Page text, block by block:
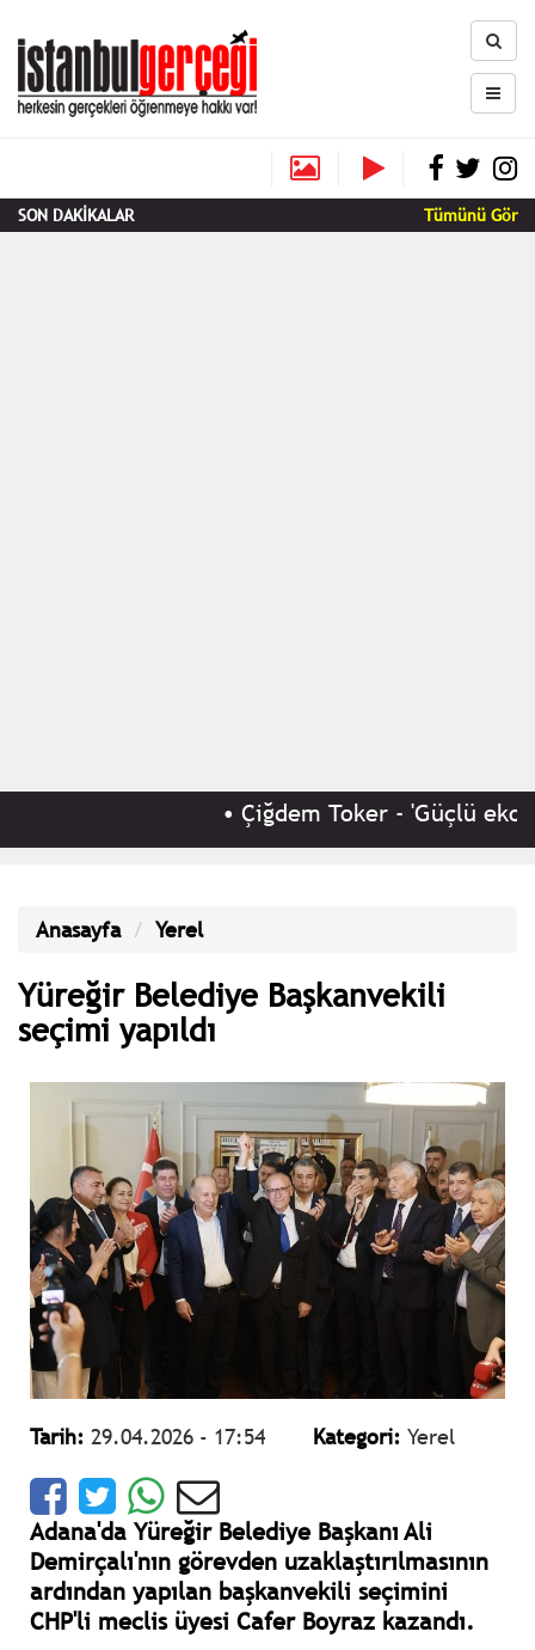
SON DAKİKALAR Tümünü Gör
Çiğdem Toker - 'Güçlü
Anasayfa Yerel
Yüreğir Belediye Başkanvekili
seçimi yapıldı
Tarih: 29.04.2026 - 17:54 Kategori: Yerel
Adana'da Yüreğir Belediye Başkanı Ali
Demirçalı'nın görevden uzaklaştırılmasının
ardından yapılan başkanvekili seçimini
CHP'li meclis üyesi Cafer Boyraz kazandı.